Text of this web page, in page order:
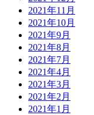
2021年11月
2021年10月
2021年9月
2021年8月
2021年7月
2021年4月
2021年3月
2021年2月
2021年1月